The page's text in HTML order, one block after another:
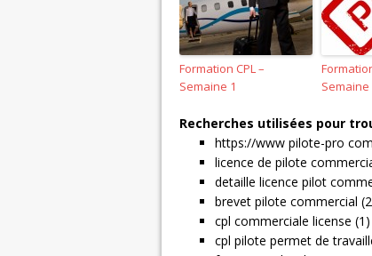
Formation CPL –
Semaine 1
Semaine
Recherches utilisées pour
https://www pilote-pro
licence de pilote
detaille licence pilot
brevet pilote commercial
cpl commerciale license (1)
cpl pilote permet de